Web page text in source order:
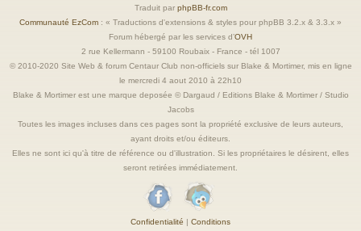
Traduit par phpBB-fr.com
Communauté EzCom : « Traductions d'extensions & styles pour phpBB 3.2.x & 3.3.x »
Forum hébergé par les services d’OVH
2 rue Kellermann - 59100 Roubaix - France - tél 1007
© 2010-2020 Site Web & forum Centaur Club non-officiels sur Blake & Mortimer, mis en ligne
le mercredi 4 aout 2010 à 22h10
Blake & Mortimer est une marque deposée © Dargaud / Editions Blake & Mortimer / Studio
Jacobs
Toutes les images incluses dans ces pages sont la propriété exclusive de leurs auteurs,
ayant droits et/ou éditeurs.
Elles ne sont ici qu'à titre de référence ou d'illustration. Si les propriétaires le désirent, elles
seront retirées immédiatement.
Confidentialité | Conditions